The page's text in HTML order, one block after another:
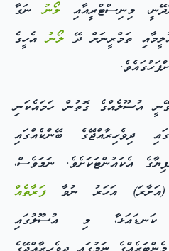
މިނިސްޓްރީއާއި ލޯނުނަގާ
ތަމްރީނަށް ދޭލޯނުއެހީގެ
އުސޫލެއްގެ ގޮތުން ހަމައެކަނި
ދިވެހިރާއްޖޭގެ ބޭންކެއްގައި
އެކައުންޓަކަށެވެ. ނަމަވެސް،
ފަރާތެއް
ކަނޑައަޅ،ާ މި އުސޫލުގައި